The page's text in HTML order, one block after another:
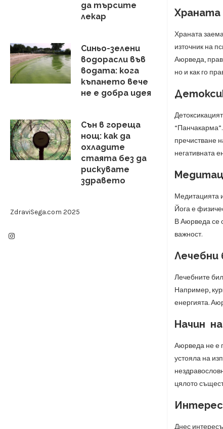
да търсите
лекар
Синьо-зелени
водорасли във
водата: кога
къпането вече
не е добра идея
Сън в гореща
нощ: как да
охладите
стаята без да
рискувате
здравето
ZdraviSega.com 2025
Храната
Храната
източник на
Аюрведа,
но и как го
пречистване
негативната
Медитацията
Йога е
В Аюрведа се
важност.
Лечебни
Лечебните
Например,
енергията.
Начин
Аюрведа не е
устояла на
цялото
Днес